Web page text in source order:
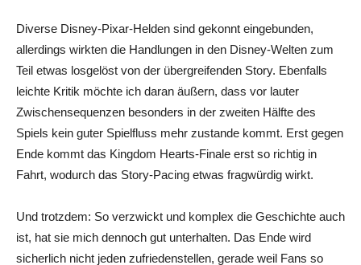
Diverse Disney-Pixar-Helden sind gekonnt eingebunden,
allerdings wirkten die Handlungen in den Disney-Welten zum
Teil etwas losgelöst von der übergreifenden Story. Ebenfalls
leichte Kritik möchte ich daran äußern, dass vor lauter
Zwischensequenzen besonders in der zweiten Hälfte des
Spiels kein guter Spielfluss mehr zustande kommt. Erst gegen
Ende kommt das Kingdom Hearts-Finale erst so richtig in
Fahrt, wodurch das Story-Pacing etwas fragwürdig wirkt.
Und trotzdem: So verzwickt und komplex die Geschichte auch
ist, hat sie mich dennoch gut unterhalten. Das Ende wird
sicherlich nicht jeden zufriedenstellen, gerade weil Fans so